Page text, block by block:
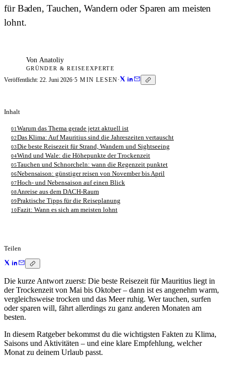
für Baden, Tauchen, Wandern oder Sparen am meisten
lohnt.
Von Anatoliy
GRÜNDER & REISEEXPERTE
Veröffentlicht: 22. Juni 2026·5 MIN LESEN·
Inhalt
01 Warum das Thema gerade jetzt aktuell ist
02Das Klima: Auf Mauritius sind die Jahreszeiten vertauscht
03Die beste Reisezeit für Strand, Wandern und Sightseeing
04Wind und Wale: die Höhepunkte der Trockenzeit
05Tauchen und Schnorcheln: wann die Regenzeit punktet
06Nebensaison: günstiger reisen von November bis April
07Hoch- und Nebensaison auf einen Blick
08Anreise aus dem DACH-Raum
09Praktische Tipps für die Reiseplanung
10Fazit: Wann es sich am meisten lohnt
Teilen
Die kurze Antwort zuerst: Die beste Reisezeit für Mauritius liegt in
der Trockenzeit von Mai bis Oktober – dann ist es angenehm warm,
vergleichsweise trocken und das Meer ruhig. Wer tauchen, surfen
oder sparen will, fährt allerdings zu ganz anderen Monaten am
besten.
In diesem Ratgeber bekommst du die wichtigsten Fakten zu Klima,
Saisons und Aktivitäten – und eine klare Empfehlung, welcher
Monat zu deinem Urlaub passt.